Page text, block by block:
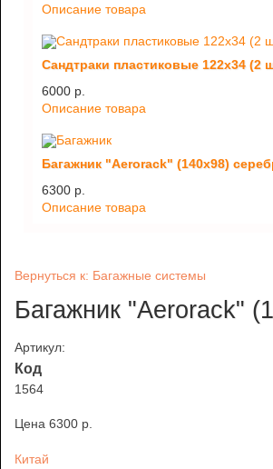
Описание товара
Сандтраки пластиковые 122х34 (2
6000 p.
Описание товара
Багажник "Aerorack" (140х98)
6300 p.
Описание товара
Вернуться к: Багажные системы
Багажник "Aerorack"
Артикул:
Код
1564
Цена 6300 p.
Китай